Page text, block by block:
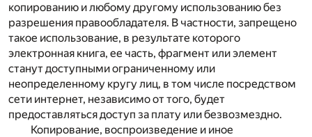
копированию и любому другому использованию без
разрешения правообладателя. В частности, запрещено
такое использование, в результате которого
электронная книга, ее часть, фрагмент или элемент
станут доступными ограниченному или
неопределенному кругу лиц, в том числе посредством
сети интернет, независимо от того, будет
предоставляться доступ за плату или безвозмездно.
Копирование, воспроизведение и иное